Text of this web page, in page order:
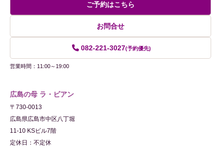
ご予約はこちら
お問合せ
082-221-3027(予約優先)
営業時間：11:00～19:00
広島の母 ラ・ビアン
〒730-0013
広島県広島市中区八丁堀
11-10 KSビル7階
定休日：不定休